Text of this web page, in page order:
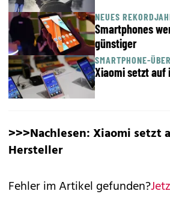
NEUES
Smartphones
günstiger
SMARTPHONE-
Xiaomi setzt auf
>>>Nachlesen:Xiaomi setzt
Hersteller
Fehler im Artikel gefunden?